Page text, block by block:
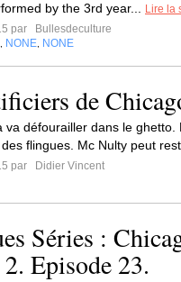
by the 3rd year...
Lire la
par
Bullesdeculture
NONE NONE
de
va défourailler dans le ghetto.
flingues. Mc Nulty peut
par
Didier Vincent
Séries :
Episode 23.